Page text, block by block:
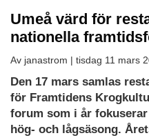
Umeå värd för
nationella
Av janastrom | tisdag 11 mars
Den 17 mars samlas
för Framtidens
forum som i år
hög- och lågsäsong.